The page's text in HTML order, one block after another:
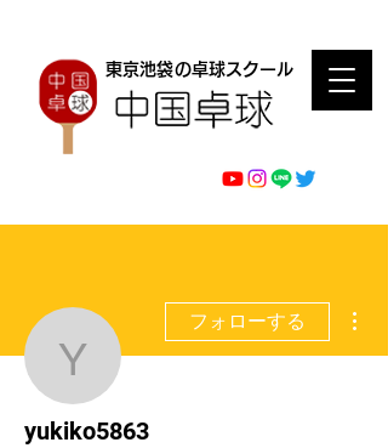
東京池袋の卓球スクール
yukiko5863
フォローする
yukiko5863